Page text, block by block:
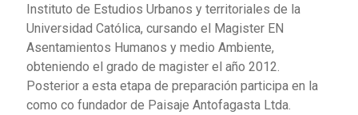
Instituto de Estudios Urbanos y territoriales de la
Universidad Católica, cursando el Magister EN
Asentamientos Humanos y medio Ambiente,
obteniendo el grado de magister el año 2012.
Posterior a esta etapa de preparación participa en la
como co fundador de Paisaje Antofagasta Ltda.